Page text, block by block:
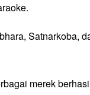
Satnarkoba,
merek